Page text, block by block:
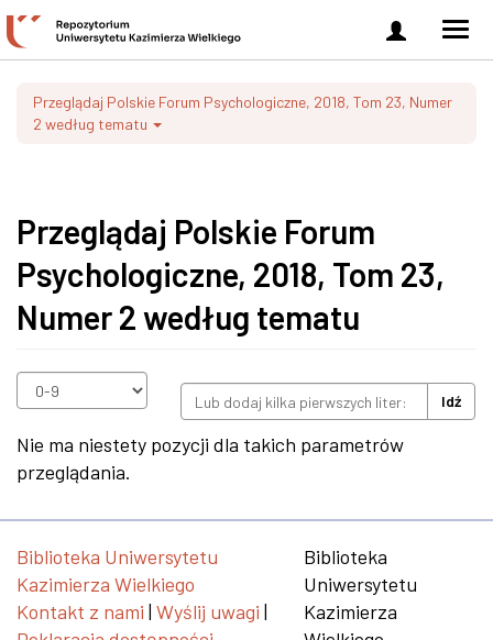
Zaloguj
się
Przeglądaj Polskie Forum Psychologiczne, 2018, Tom 23, Numer
2 według tematu
Przeglądaj Polskie Forum
Psychologiczne, 2018, Tom 23,
Numer 2 według tematu
Idź
Nie ma niestety pozycji dla takich parametrów
przeglądania.
Biblioteka Uniwersytetu
Kazimierza Wielkiego
Kontakt z nami | Wyślij uwagi |
Biblioteka
Uniwersytetu
Kazimierza